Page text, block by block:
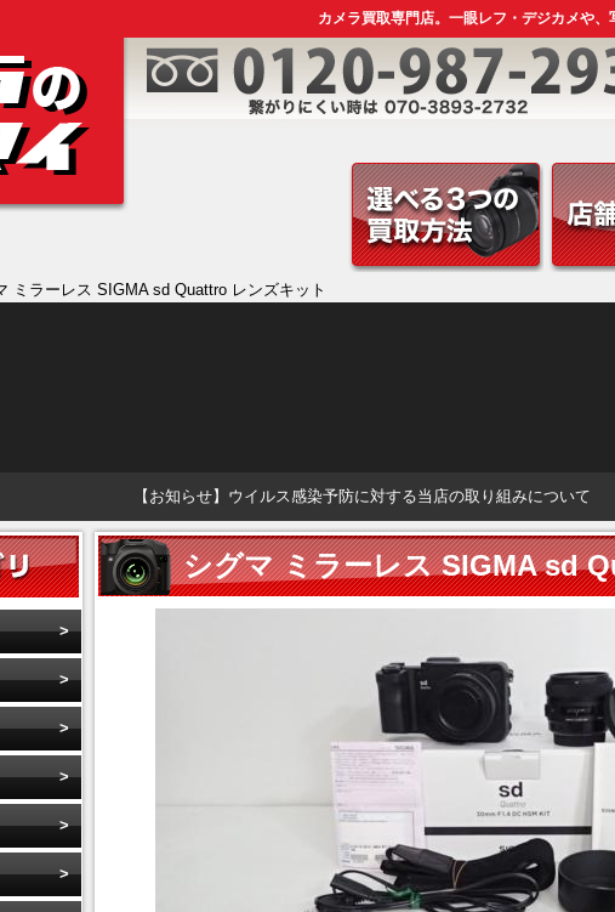
カメラ買取専門店。一眼レフ・デジカメや
ミラーレス SIGMA sd Quattro レンズキット
【お知らせ】ウイルス感染予防に対する当店の取り組みについて
シグマ ミラーレス SIGMA sd